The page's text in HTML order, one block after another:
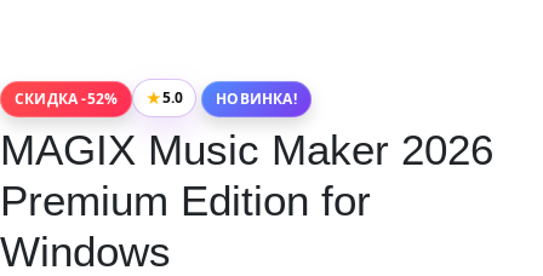
СКИДКА -52% ★5.0 НОВИНКА!
MAGIX Music Maker 2026
Premium Edition for
Windows